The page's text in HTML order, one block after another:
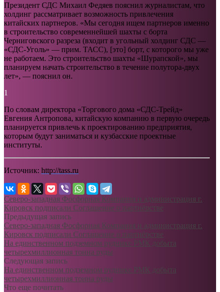
Президент СДС Михаил Федяев пояснил журналистам, что
холдинг рассматривает возможность привлечения
китайских партнеров. «Мы сегодня ищем партнеров именно
в строительство современнейшей шахты с борта
Черниговского разреза (входит в угольный холдинг СДС —
«СДС-Уголь» — прим. ТАСС), [это] борт, с которого мы уже
не работаем. Это строительство шахты «Шурапской», мы
планируем начать строительство в течение полутора-двух
лет», — пояснил он.
1
По словам директора «Торгового дома «СДС-Трейд»
Евгения Антропова, китайскую компанию в первую очередь
планируется привлечь к проектированию предприятия,
которым будут заниматься и кузбасские проектные
институты.
Источник: http://tass.ru
Северо-западная Фосфорная Компания и администрация г.
Кировск подписали Соглашение о партнёрстве
Предыдущая запись
Северо-западная Фосфорная Компания и администрация г.
Кировск подписали Соглашение о партнёрстве
На единственном подземном руднике РМК добыта
четырехмиллионная тонна руды
Следующая запись
На единственном подземном руднике РМК добыта
четырехмиллионная тонна руды
Что еще почитать